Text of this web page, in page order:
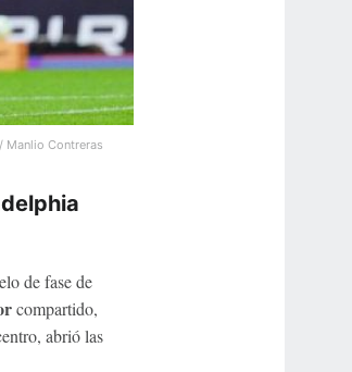
Manlio Contreras
de fase de
compartido,
abrió las